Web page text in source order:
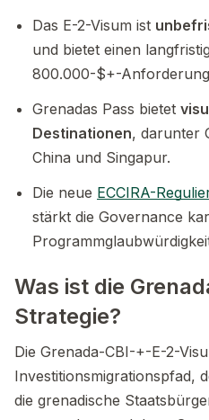
Das E-2-Visum ist
und bietet einen
800.000-$+-
Grenadas Pass bietet
Destinationen, darunter
China und Singapur.
Die neue ECCIRA-
stärkt die Governance
Was ist die
Strategie?
Die Grenada-CBI-+-E-2-
Investitionsmigrationspfad,
die grenadische